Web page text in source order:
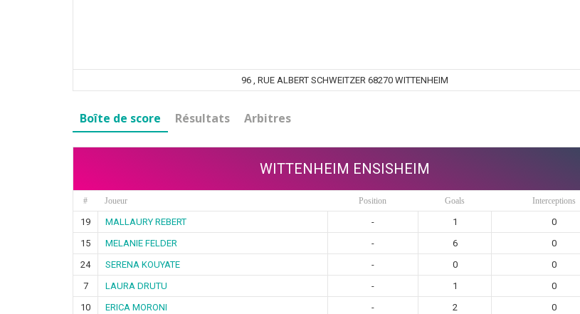
96 , RUE ALBERT SCHWEITZER 68270 WITTENHEIM
Boîte de score Résultats Arbitres
WITTENHEIM ENSISHEIM
# Joueur Position Goals Interceptions
19 MALLAURY REBERT - 1
0
15
MELANIE FELDER - 6
0
24
SERENA KOUYATE - 0
0
7
LAURA DRUTU - 1
0
10
ERICA MORONI - 2
0